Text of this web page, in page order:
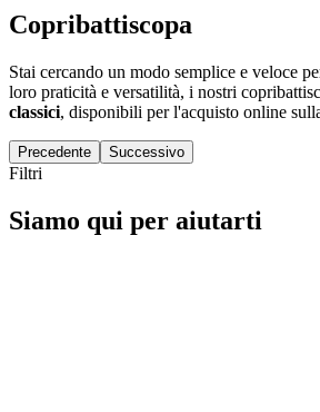
Copribattiscopa
Stai cercando un modo semplice e veloce
loro praticità e versatilità, i nostri
classici, disponibili per l'acquisto online
Precedente Successivo
Filtri
Siamo qui per aiutarti